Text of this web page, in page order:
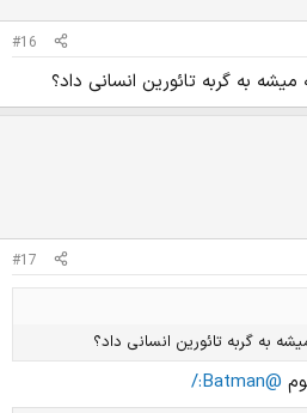
#16
به گربه تائورین انسانی داد؟
#17
به گربه تائورین انسانی داد؟
@Batman:/